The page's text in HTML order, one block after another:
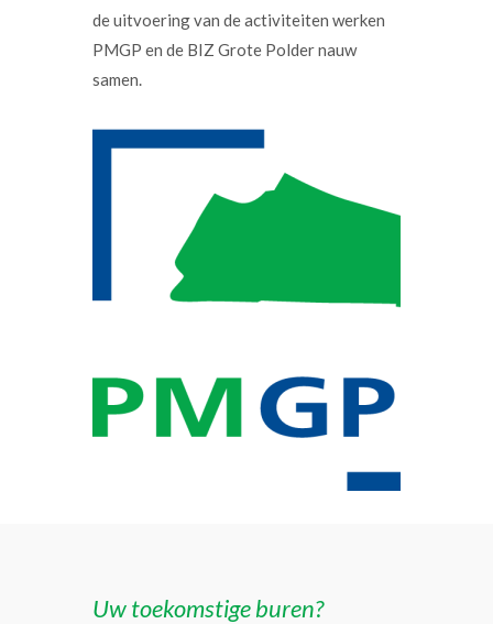
de uitvoering van de activiteiten werken
PMGP en de BIZ Grote Polder nauw
samen.
Uw toekomstige buren?